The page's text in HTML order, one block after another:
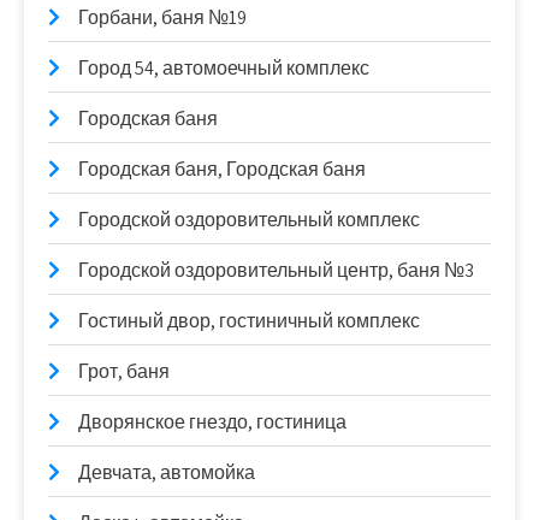
Горбани, баня №19
Город 54, автомоечный комплекс
Городская баня
Городская баня, Городская баня
Городской оздоровительный комплекс
Городской оздоровительный центр, баня №3
Гостиный двор, гостиничный комплекс
Грот, баня
Дворянское гнездо, гостиница
Девчата, автомойка